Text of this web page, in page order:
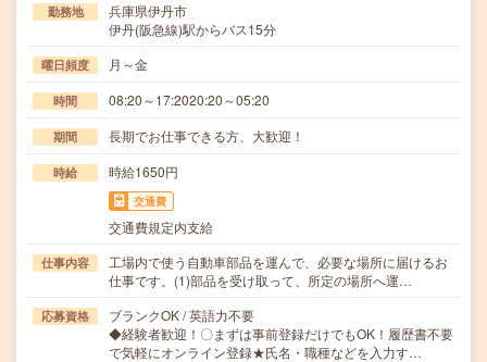
勤務地
兵庫県伊丹市
伊丹(阪急線)駅からバス15分
曜日頻度 月～金
時間 08:20～17:2020:20～05:20
期間 長期でお仕事できる方、大歓迎！
時給 時給1650円
交通費
交通費規定内支給
仕事内容
工場内で使う自動車部品を運んで、必要な場所に届けるお
仕事です。(1)部品を受け取って、所定の場所へ運…
応募資格
ブランクOK / 英語力不要
◆経験者歓迎！〇まずは事前登録だけでもOK！履歴書不要
で気軽にオンライン登録★氏名・職種などを入力す…